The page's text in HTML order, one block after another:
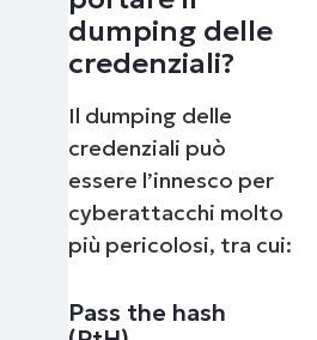
dumping delle
credenziali?
Il dumping delle
credenziali può
essere l’innesco per
cyberattacchi molto
più pericolosi, tra cui:
Pass the hash